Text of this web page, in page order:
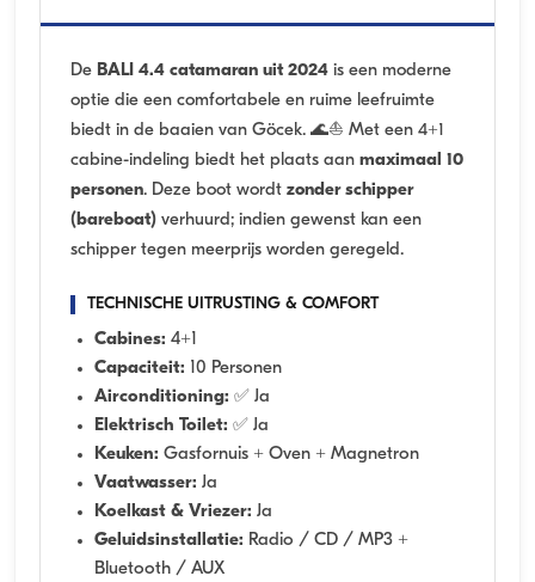
De BALI 4.4 catamaran uit 2024 is een moderne
optie die een comfortabele en ruime leefruimte
biedt in de baaien van Göcek. 🌊⛵ Met een 4+1
cabine-indeling biedt het plaats aan maximaal 10
personen. Deze boot wordt zonder schipper
(bareboat) verhuurd; indien gewenst kan een
schipper tegen meerprijs worden geregeld.
TECHNISCHE UITRUSTING & COMFORT
Cabines: 4+1
Capaciteit: 10 Personen
Airconditioning: ✅ Ja
Elektrisch Toilet: ✅ Ja
Keuken: Gasfornuis + Oven + Magnetron
Vaatwasser: Ja
Koelkast & Vriezer: Ja
Geluidsinstallatie: Radio / CD / MP3 +
Bluetooth / AUX